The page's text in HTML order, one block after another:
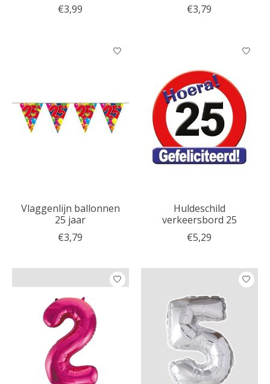
€3,99
€3,79
Vlaggenlijn ballonnen
25 jaar
€3,79
Huldeschild
verkeersbord 25
€5,29